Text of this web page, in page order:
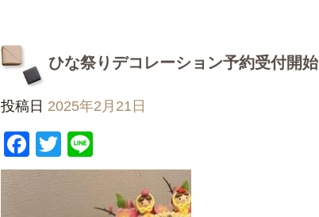
ひな祭りデコレーション予約受付開始
投稿日 2025年2月21日
Facebook
Twitter